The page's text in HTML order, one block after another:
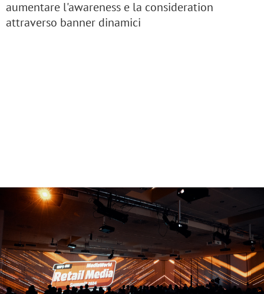
aumentare l'awareness e la consideration
attraverso banner dinamici